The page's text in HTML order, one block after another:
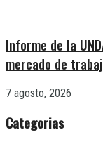
Informe de la
mercado de
7 agosto, 2026
Categorias